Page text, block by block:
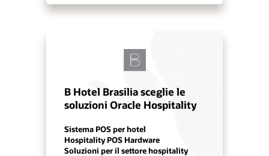
B Hotel Brasilia sceglie le
soluzioni Oracle Hospitality
Sistema POS per hotel
Hospitality POS Hardware
Soluzioni per il settore hospitality